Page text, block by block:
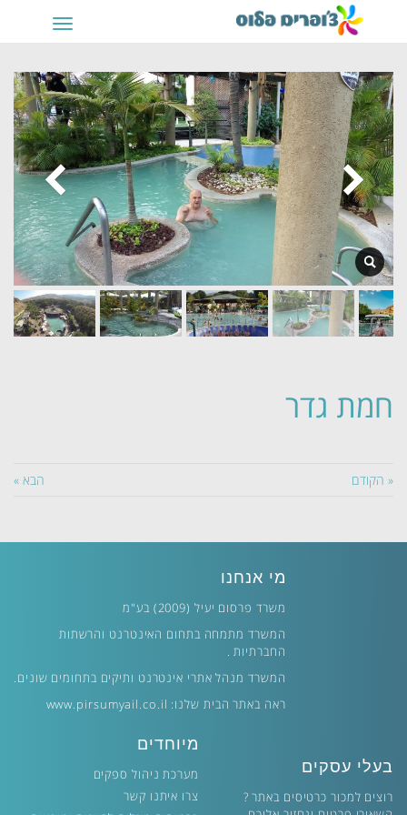
תפריט
חמת גדר
« הקודם הבא »
מי אנחנו
משרד פרסום יעיל (2009) בע"מ
המשרד מתמחה בתחום האינטרנט והרשתות
החברתיות .
המשרד מנהל אתרי אינטרנט ותיקים בתחומים שונים.
ראה באתר הבית שלנו: www.pirsumyail.co.il
בעלי עסקים
רוצים למכור כרטיסים באתר ?
מיוחדים
מערכת ניהול ספקים
צרו איתנו קשר